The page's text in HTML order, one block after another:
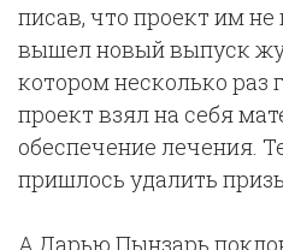
писав, что проект им
вышел новый выпуск
котором несколько раз
проект взял на себя
обеспечение лечения.
пришлось удалить
А Дарью Пынзарь